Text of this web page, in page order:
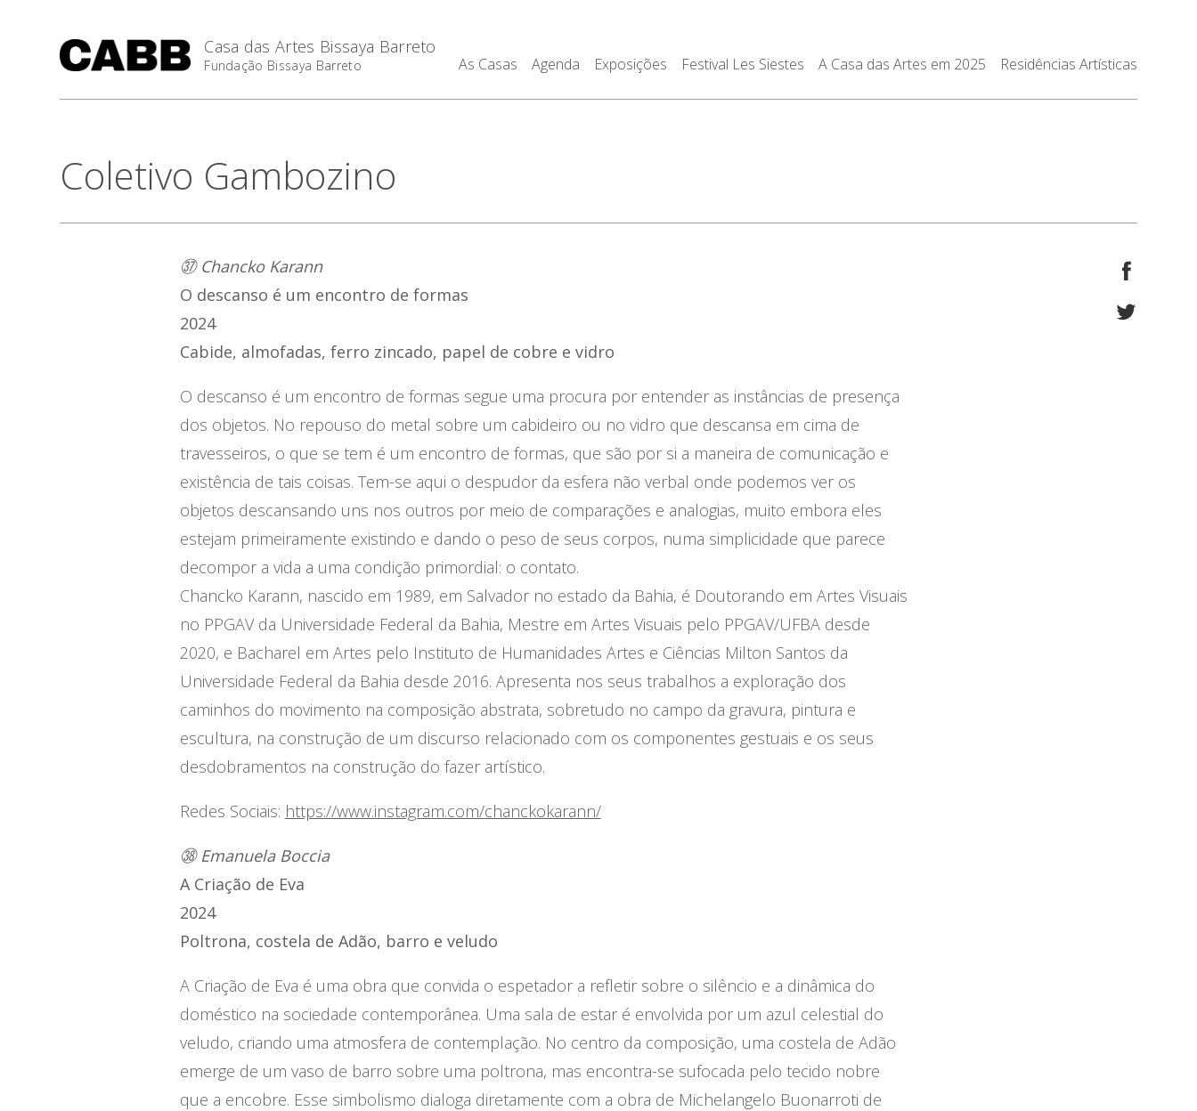
Casa das Artes Bissaya Barreto
Fundação Bissaya Barreto As Casas Agenda Exposições Festival Les Siestes A Casa das Artes em 2025 Residências Artísticas
Coletivo Gambozino
㊲ Chancko Karann
O descanso é um encontro de formas
2024
Cabide, almofadas, ferro zincado, papel de cobre e vidro
O descanso é um encontro de formas segue uma procura por entender as instâncias de presença
dos objetos. No repouso do metal sobre um cabideiro ou no vidro que descansa em cima de
travesseiros, o que se tem é um encontro de formas, que são por si a maneira de comunicação e
existência de tais coisas. Tem-se aqui o despudor da esfera não verbal onde podemos ver os
objetos descansando uns nos outros por meio de comparações e analogias, muito embora eles
estejam primeiramente existindo e dando o peso de seus corpos, numa simplicidade que parece
decompor a vida a uma condição primordial: o contato.
Chancko Karann, nascido em 1989, em Salvador no estado da Bahia, é Doutorando em Artes Visuais
no PPGAV da Universidade Federal da Bahia, Mestre em Artes Visuais pelo PPGAV/UFBA desde
2020, e Bacharel em Artes pelo Instituto de Humanidades Artes e Ciências Milton Santos da
Universidade Federal da Bahia desde 2016. Apresenta nos seus trabalhos a exploração dos
caminhos do movimento na composição abstrata, sobretudo no campo da gravura, pintura e
escultura, na construção de um discurso relacionado com os componentes gestuais e os seus
desdobramentos na construção do fazer artístico.
Redes Sociais: https://www.instagram.com/chanckokarann/
㊳ Emanuela Boccia
A Criação de Eva
2024
Poltrona, costela de Adão, barro e veludo
A Criação de Eva é uma obra que convida o espetador a refletir sobre o silêncio e a dinâmica do
doméstico na sociedade contemporânea. Uma sala de estar é envolvida por um azul celestial do
veludo, criando uma atmosfera de contemplação. No centro da composição, uma costela de Adão
emerge de um vaso de barro sobre uma poltrona, mas encontra-se sufocada pelo tecido nobre
que a encobre. Esse simbolismo dialoga diretamente com a obra de Michelangelo Buonarroti de